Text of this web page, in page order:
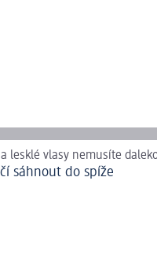
lesklé vlasy nemusíte
sáhnout do spíže